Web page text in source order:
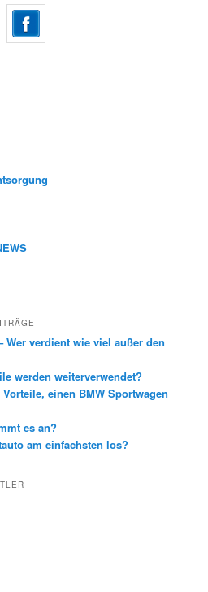
Wer verdient wie viel außer den
werden weiterverwendet?
einen BMW Sportwagen
es an?
am einfachsten los?